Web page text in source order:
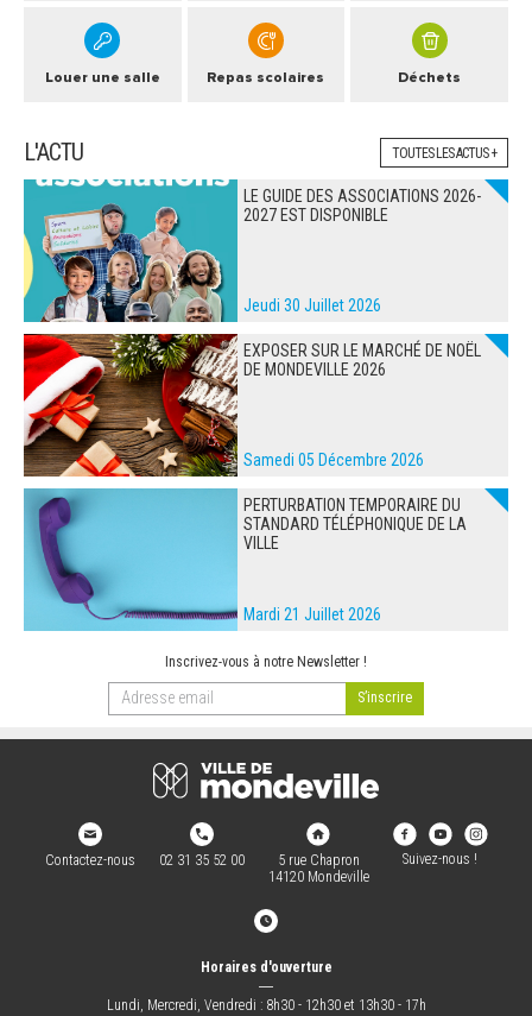
Louer une salle Repas scolaires Déchets
L'ACTU TOUTES LES ACTUS +
LE GUIDE DES ASSOCIATIONS 2026-
2027 EST DISPONIBLE
Jeudi 30 Juillet 2026
EXPOSER SUR LE MARCHÉ DE NOËL
DE MONDEVILLE 2026
Samedi 05 Décembre 2026
PERTURBATION TEMPORAIRE DU
STANDARD TÉLÉPHONIQUE DE LA
VILLE
Mardi 21 Juillet 2026
Inscrivez-vous à notre Newsletter !
Contactez-nous 02 31 35 52 00
5 rue Chapron
14120 Mondeville
Suivez-nous !
Horaires d'ouverture
―
Lundi, Mercredi, Vendredi : 8h30 - 12h30 et 13h30 - 17h